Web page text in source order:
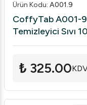
Ürün Kodu: A001.9
CoffyTab A001-9
Temizleyici Sıvı
₺ 325.00